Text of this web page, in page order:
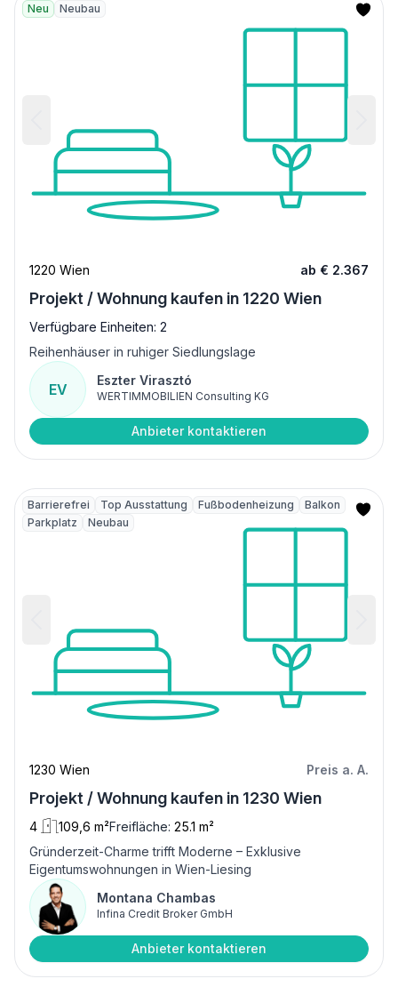
Neu Neubau
1220 Wien ab € 2.367
Projekt / Wohnung kaufen in 1220 Wien
Verfügbare Einheiten: 2
Reihenhäuser in ruhiger Siedlungslage
EV
Eszter Virasztó
WERTIMMOBILIEN Consulting KG
Anbieter kontaktieren
Barrierefrei Top Ausstattung Fußbodenheizung
Balkon
Parkplatz
Neubau
1230 Wien Preis a. A.
Projekt / Wohnung kaufen in 1230 Wien
4 109,6 m²Freifläche: 25.1 m²
Gründerzeit-Charme trifft Moderne – Exklusive
Eigentumswohnungen in Wien-Liesing
Montana Chambas
Infina Credit Broker GmbH
Anbieter kontaktieren